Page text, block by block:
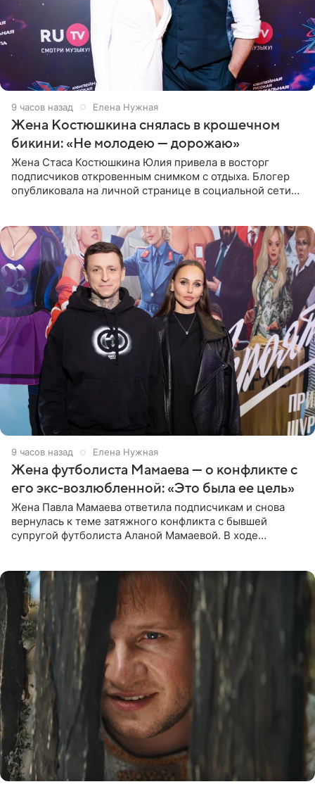
9 часов назад Елена Нужная
Жена Костюшкина снялась в крошечном
бикини: «Не молодею — дорожаю»
Жена Стаса Костюшкина Юлия привела в восторг
подписчиков откровенным снимком с отдыха. Блогер
опубликовала на личной странице в социальной сети
9 часов назад Елена Нужная
Жена футболиста Мамаева — о конфликте с
его экс-возлюбленной: «Это была ее цель»
Жена Павла Мамаева ответила подписчикам и снова
вернулась к теме затяжного конфликта с бывшей
супругой футболиста Аланой Мамаевой. В ходе